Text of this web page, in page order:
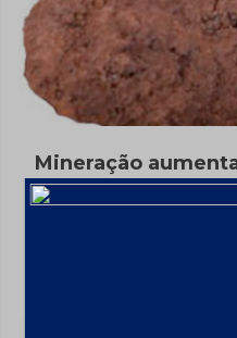
Mineração
9,1% em 2024
Investimentos até